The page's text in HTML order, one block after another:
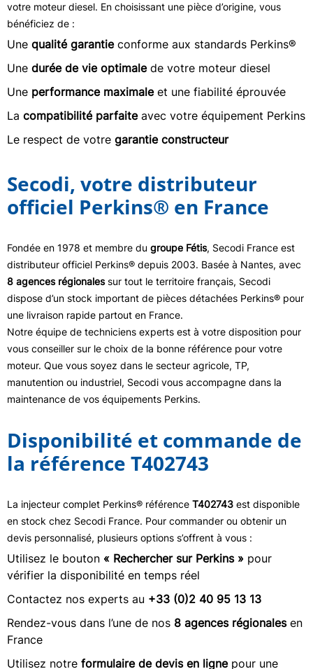
votre moteur diesel. En choisissant une pièce d’origine, vous
bénéficiez de :
Une qualité garantieconforme aux standards Perkins®
Une durée de vie optimalede votre moteur diesel
Une performance maximaleet une fiabilité éprouvée
La compatibilité parfaiteavec votre équipement Perkins
Le respect de votre garantie constructeur
Secodi, votre distributeur
officiel Perkins® en France
Fondée en 1978 et membre du groupe Fétis, Secodi France est
distributeur officiel Perkins® depuis 2003. Basée à Nantes, avec
8 agences régionalessur tout le territoire français, Secodi
dispose d’un stock important de pièces détachées Perkins® pour
une livraison rapide partout en France.
Notre équipe de techniciens experts est à votre disposition pour
vous conseiller sur le choix de la bonne référence pour votre
moteur. Que vous soyez dans le secteur agricole, TP,
manutention ou industriel, Secodi vous accompagne dans la
maintenance de vos équipements Perkins.
Disponibilité et commande de
la référence T402743
La injecteur complet Perkins® référence T402743 est disponible
en stock chez Secodi France. Pour commander ou obtenir un
devis personnalisé, plusieurs options s’offrent à vous :
Utilisez le bouton « Rechercher sur Perkins » pour
vérifier la disponibilité en temps réel
Contactez nos experts au +33 (0)2 40 95 13 13
Rendez-vous dans l’une de nos 8 agences régionalesen
France
Utilisez notre formulaire de devis en lignepour une